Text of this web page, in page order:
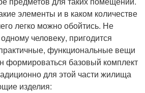
элементы и в каком количестве
легко можно обойтись. Не
человеку, пригодится
функциональные вещи
формироваться базовый комплект
для этой части жилища
изделия: